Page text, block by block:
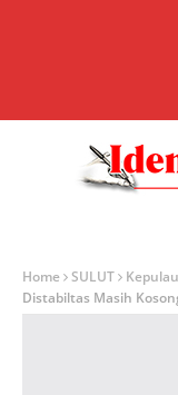
Home SULUT
Distabiltas Masih